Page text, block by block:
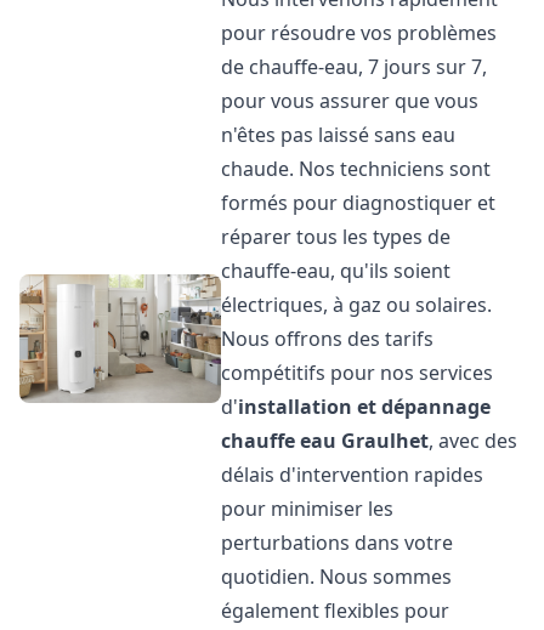
pour résoudre vos problèmes
de chauffe-eau, 7 jours sur 7,
pour vous assurer que vous
n'êtes pas laissé sans eau
chaude. Nos techniciens sont
formés pour diagnostiquer et
réparer tous les types de
chauffe-eau, qu'ils soient
électriques, à gaz ou solaires.
Nous offrons des tarifs
compétitifs pour nos services
d'installation et dépannage
chauffe eau Graulhet, avec des
délais d'intervention rapides
pour minimiser les
perturbations dans votre
quotidien. Nous sommes
également flexibles pour